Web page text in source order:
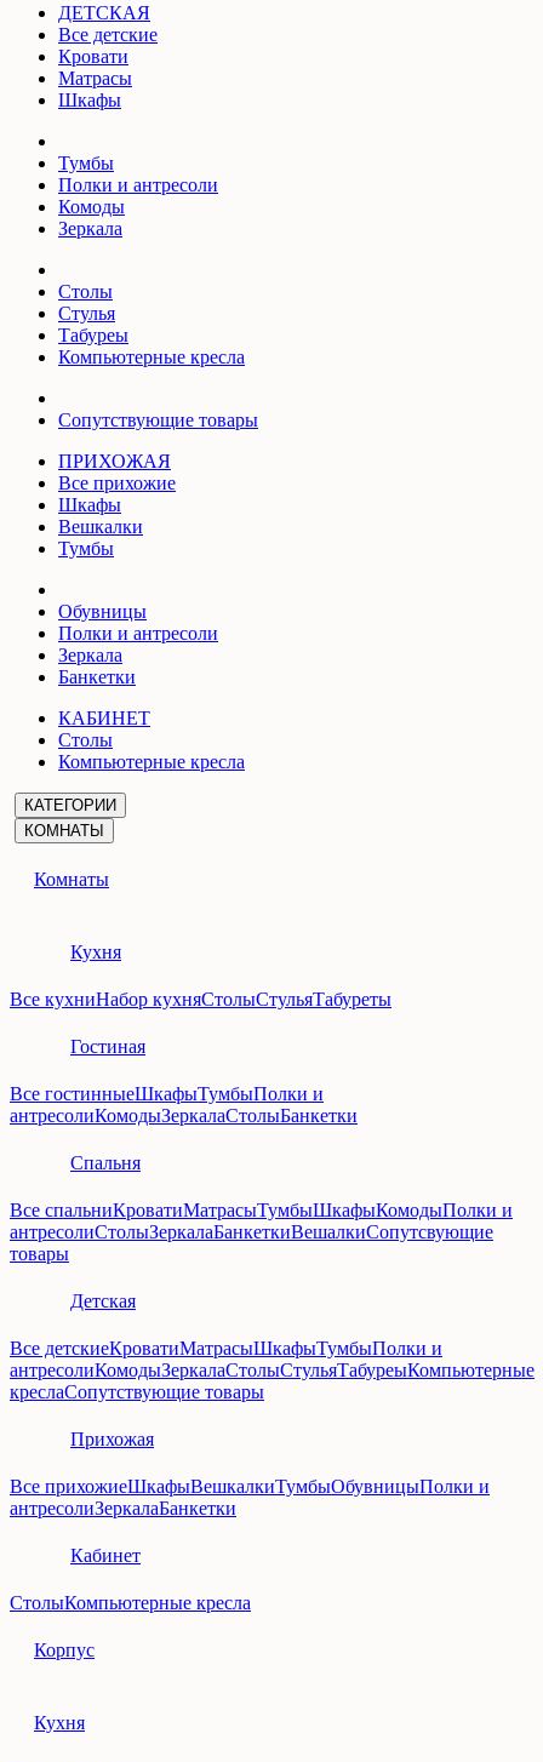
ДЕТСКАЯ
Все детские
Кровати
Матрасы
Шкафы
Тумбы
Полки и антресоли
Комоды
Зеркала
Столы
Стулья
Табуреы
Компьютерные кресла
Сопутствующие товары
ПРИХОЖАЯ
Все прихожие
Шкафы
Вешкалки
Тумбы
Обувницы
Полки и антресоли
Зеркала
Банкетки
КАБИНЕТ
Столы
Компьютерные кресла
КАТЕГОРИИ
КОМНАТЫ
Комнаты
Кухня
Все кухниНабор кухняСтолыСтульяТабуреты
Гостиная
Все гостинныеШкафыТумбыПолки и
антресолиКомодыЗеркалаСтолыБанкетки
Спальня
Все спальниКроватиМатрасыТумбыШкафыКомодыПолки и
антресолиСтолыЗеркалаБанкеткиВешалкиСопутсвующие
товары
Детская
Все детскиеКроватиМатрасыШкафыТумбыПолки и
антресолиКомодыЗеркалаСтолыСтульяТабуреыКомпьютерные
креслаСопутствующие товары
Прихожая
Все прихожиеШкафыВешкалкиТумбыОбувницыПолки и
антресолиЗеркалаБанкетки
Кабинет
СтолыКомпьютерные кресла
Корпус
Кухня